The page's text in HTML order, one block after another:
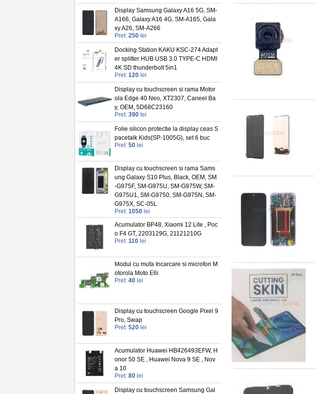
Display Samsung Galaxy A16 5G, SM-
A166, Galaxy A16 4G, SM-A165, Gala
xy A26, SM-A266
Pret: 250 lei
Docking Station KAKU KSC-274 Adapt
er splitter HUB USB 3.0 TYPE-C HDMI
4K SD thunderbolt 5in1
Pret: 120 lei
Display cu touchscreen si rama Motor
ola Edge 40 Neo, XT2307, Caneel Ba
y, OEM, 5D68C23160
Pret: 390 lei
Folie silicon protectie la display ceas S
pacetalk Kids(SP-1005G), set 6 buc
Pret: 50 lei
Display cu touchscreen si rama Sams
ung Galaxy S10 Plus, Black, OEM, SM
-G975F, SM-G975U, SM-G975W, SM-
G975U1, SM-G9750, SM-G975N, SM-
G975X, SC-05L
Pret: 1050 lei
Acumulator BP48, Xiaomi 12 Lite , Poc
o F4 GT, 2203129G, 21121210G
Pret: 110 lei
Modul cu mufa Incarcare si microfon M
otorola Moto E6i
Pret: 40 lei
Display cu touchscreen Google Pixel 9
Pro, Swap
Pret: 520 lei
Acumulator Huawei HB426493EFW, H
onor 50 SE , Huawei Nova 9 SE , Nov
a 10
Pret: 80 lei
Display cu touchscreen Samsung Gal